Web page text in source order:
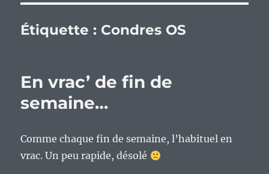
Étiquette : Condres OS
En vrac’ de fin de
semaine…
Comme chaque fin de semaine, l’habituel en
vrac. Un peu rapide, désolé